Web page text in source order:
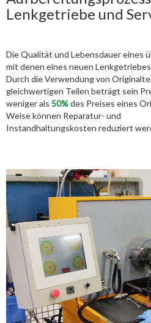
Lenkgetriebe und
Die Qualität und Lebensdauer eines
mit denen eines neuen
Durch die Verwendung von
gleichwertigen Teilen beträgt sein
weniger als 50%des Preises eines
Weise können Reparatur- und
Instandhaltungskosten reduziert